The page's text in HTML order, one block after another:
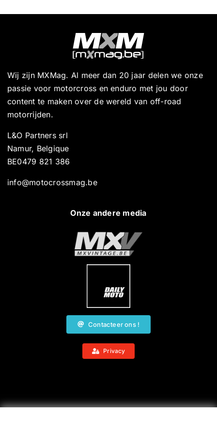
Wij zijn MXMag. Al meer dan 20 jaar delen we onze
passie voor motorcross en enduro met jou door
content te maken over de wereld van off-road
motorrijden.
L&O Partners srl
Namur, Belgique
BE0479 821 386
info@motocrossmag.be
Onze andere media
Contacteer ons !
Privacy